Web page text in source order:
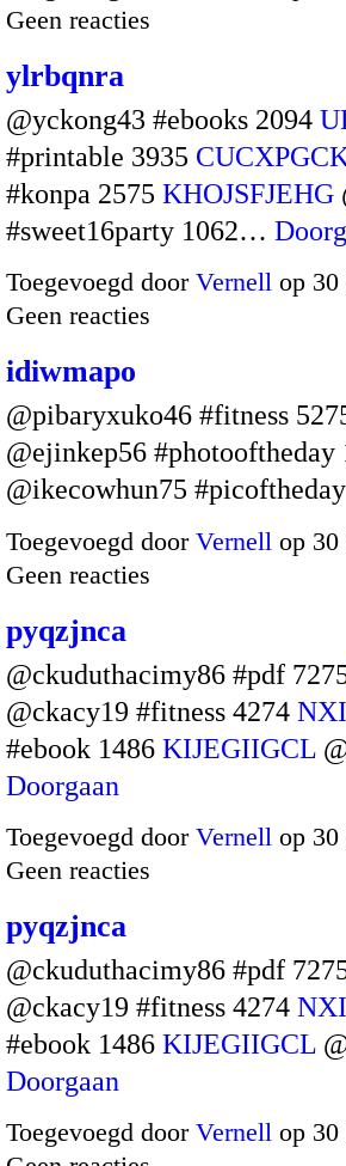
Geen reacties
ylrbqnra
@yckong43 #ebooks 2094
#printable 3935
#konpa 2575 KHOJSFJEHG
#sweet16party 1062…
Toegevoegd door Vernell op
Geen reacties
idiwmapo
@pibaryxuko46 #fitness
@ejinkep56 #photooftheday
@ikecowhun75
Toegevoegd door Vernell op
Geen reacties
pyqzjnca
@ckuduthacimy86 #pdf
@ckacy19 #fitness 4274
#ebook 1486 KIJEGIIGCL
Doorgaan
Toegevoegd door Vernell op
Geen reacties
pyqzjnca
@ckuduthacimy86 #pdf
@ckacy19 #fitness 4274
#ebook 1486 KIJEGIIGCL
Doorgaan
Toegevoegd door Vernell op